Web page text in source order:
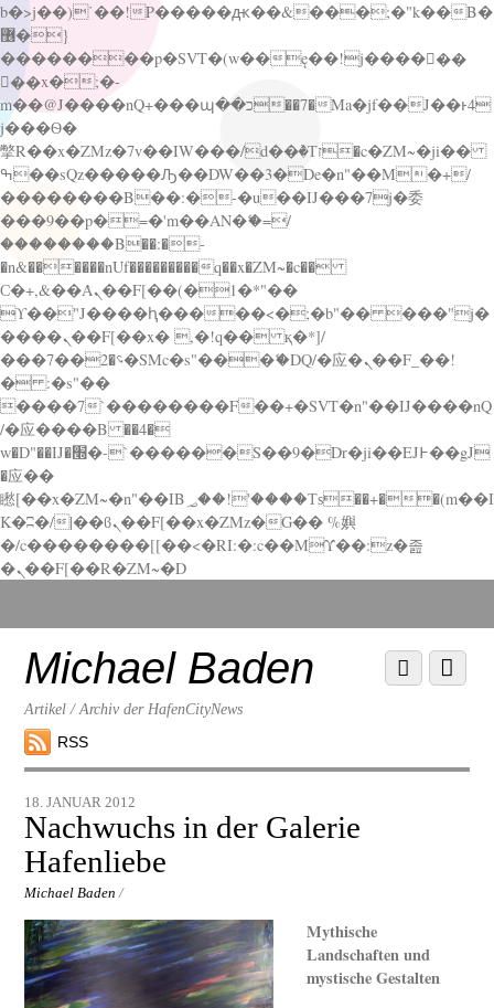
b�>j��)΄��!P�����ԫ��&���;�"k��B�
޶�}
��������p�SVT�(w��ę��!j������
��x�;�-
m��@J����nQ+���պ��כ��7�Ma�jf��J��ͱ4
j���Ѳ�
撆R��x�ZMz�7v��IW���/d��ٞ�Тז�c�ZM~�ji��
ߒ��sQz�����Ԡ��DW��3�De�n"��M�+/
��������B��:�-�u��IJ���7j�委
���9��p�=�'m��AN�ޭ�=/
��������B��:�-
�n&������nUf���������q��x�ZM~�c��
Ϲ�+,&��Ὰܢ��F[��(�1�*"��
ϒ��"J����ԧ�����<�;�b"�� ���"j�
����ܢ��F[��x� ,�!q�� қ�*]/
���؝�2��7�SMc�s"���ޭ�DQ/�应�ܢ��F_��!
� :�s"��
����7`��������F��+�SVT�n"��IJ����nQ
/�应����B ��4�
w�D"��IJ�׭�-`������S��9�Dr�ji��EJ߅��gJ
�应��
矁[��x�ZM~�n"��IB؃��!'����Тѕ��+��(m��I
K�ʭ�/|��ϐܢ��F[��x�ZMz�G�� %嬩
�/c��������[[��<�RI:�:c��MΎ��:z�졾
�ܢ��F[��R�ZM~�D
down
contentMichael Baden
Artikel / Archiv der HafenCityNews
RSS
Menu
Scroll
down
18. JANUAR 2012
Nachwuchs in der Galerie
Hafenliebe
Michael Baden /
Mythische
Landschaften und
mystische Gestalten